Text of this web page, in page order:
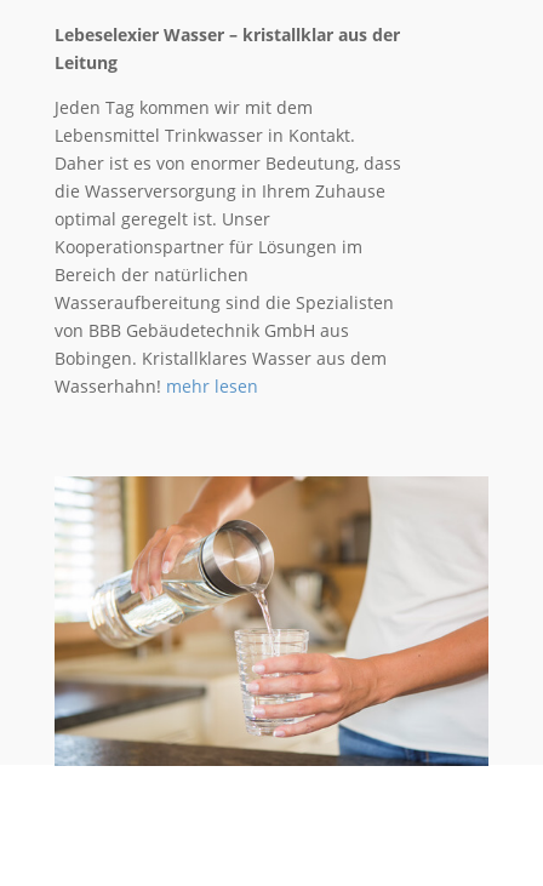
Lebeselexier Wasser – kristallklar aus der
Leitung
Jeden Tag kommen wir mit dem
Lebensmittel Trinkwasser in Kontakt.
Daher ist es von enormer Bedeutung, dass
die Wasserversorgung in Ihrem Zuhause
optimal geregelt ist. Unser
Kooperationspartner für Lösungen im
Bereich der natürlichen
Wasseraufbereitung sind die Spezialisten
von BBB Gebäudetechnik GmbH aus
Bobingen. Kristallklares Wasser aus dem
Wasserhahn! mehr lesen